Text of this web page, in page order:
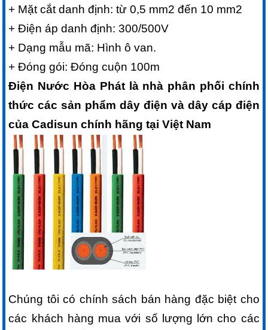
+ Mặt cắt danh định: từ 0,5 mm2 đến 10 mm2
+ Điện áp danh định: 300/500V
+ Dạng mẫu mã: Hình ô van.
+ Đóng gói: Đóng cuộn 100m
Điện Nước Hòa Phát là nhà phân phối chính
thức các sản phẩm dây điện và dây cáp điện
của Cadisun chính hãng tại Việt Nam
Chúng tôi có chính sách bán hàng đặc biệt cho
các khách hàng mua với số lượng lớn cho các